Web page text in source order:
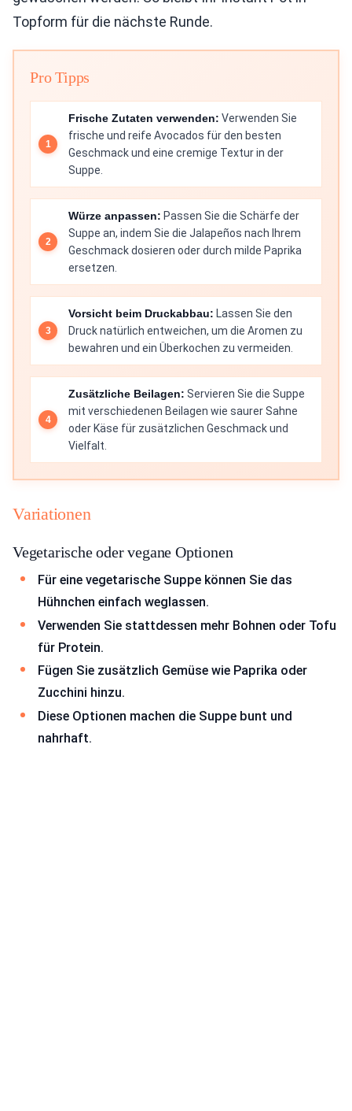
Topform für die nächste Runde.
Pro Tipps
Frische Zutaten verwenden: Verwenden Sie
frische und reife Avocados für den besten
Geschmack und eine cremige Textur in der
Suppe.
Würze anpassen: Passen Sie die Schärfe der
Suppe an, indem Sie die Jalapeños nach Ihrem
Geschmack dosieren oder durch milde Paprika
ersetzen.
Vorsicht beim Druckabbau: Lassen Sie den
Druck natürlich entweichen, um die Aromen zu
bewahren und ein Überkochen zu vermeiden.
Zusätzliche Beilagen: Servieren Sie die Suppe
mit verschiedenen Beilagen wie saurer Sahne
oder Käse für zusätzlichen Geschmack und
Vielfalt.
Variationen
Vegetarische oder vegane Optionen
Für eine vegetarische Suppe können Sie das
Hühnchen einfach weglassen.
Verwenden Sie stattdessen mehr Bohnen oder Tofu
für Protein.
Fügen Sie zusätzlich Gemüse wie Paprika oder
Zucchini hinzu.
Diese Optionen machen die Suppe bunt und
nahrhaft.